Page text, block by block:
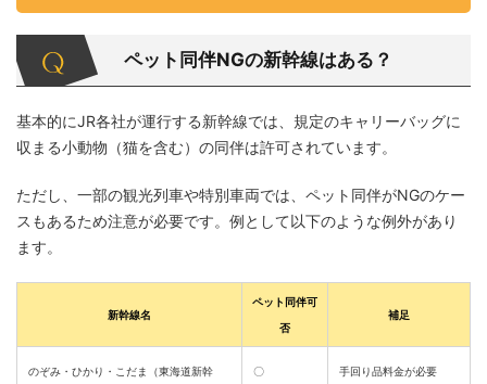
ペット同伴NGの新幹線はある？
基本的にJR各社が運行する新幹線では、規定のキャリーバッグに
収まる小動物（猫を含む）の同伴は許可されています。
ただし、一部の観光列車や特別車両では、ペット同伴がNGのケー
スもあるため注意が必要です。例として以下のような例外があり
ます。
新幹線名
ペット同伴可
否
補足
のぞみ・ひかり・こだま（東海道新幹
〇 手回り品料金が必要